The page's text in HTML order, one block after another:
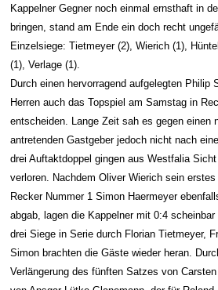
Kappelner Gegner noch einmal ernsthaft in
bringen, stand am Ende ein doch recht
Einzelsiege: Tietmeyer (2), Wierich (1),
(1), Verlage (1).
Durch einen hervorragend aufgelegten Philip
Herren auch das Topspiel am Samstag in
entscheiden. Lange Zeit sah es gegen einen
antretenden Gastgeber jedoch nicht nach
drei Auftaktdoppel gingen aus Westfalia
verloren. Nachdem Oliver Wierich sein
Recker Nummer 1 Simon Haermeyer
abgab, lagen die Kappelner mit 0:4
drei Siege in Serie durch Florian Tietmeyer,
Simon brachten die Gäste wieder heran.
Verlängerung des fünften Satzes von